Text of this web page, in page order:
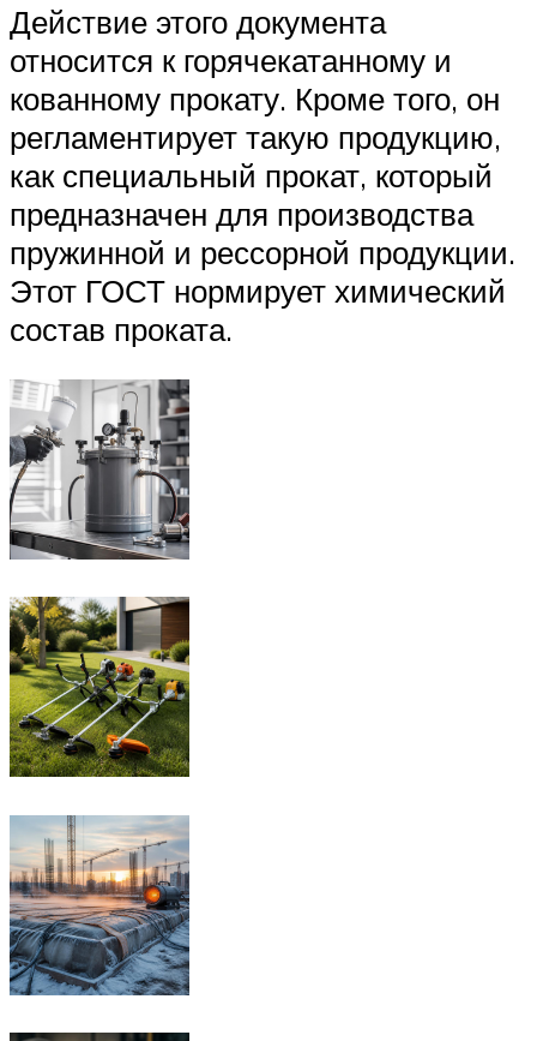
Действие этого документа
относится к горячекатанному и
кованному прокату. Кроме того, он
регламентирует такую продукцию,
как специальный прокат, который
предназначен для производства
пружинной и рессорной продукции.
Этот ГОСТ нормирует химический
состав проката.